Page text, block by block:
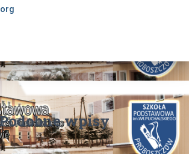
wpisy